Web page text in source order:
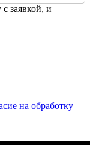
заявкой, и
на обработку